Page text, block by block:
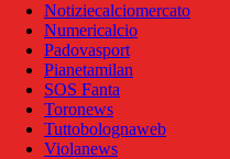
Notiziecalciomercato
Numericalcio
Padovasport
Pianetamilan
SOS Fanta
Toronews
Tuttobolognaweb
Violanews